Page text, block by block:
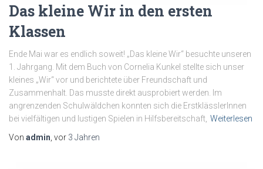
Das kleine Wir in den ersten
Klassen
Ende Mai war es endlich soweit! „Das kleine Wir“ besuchte unseren
1. Jahrgang. Mit dem Buch von Cornelia Kunkel stellte sich unser
kleines „Wir“ vor und berichtete über Freundschaft und
Zusammenhalt. Das musste direkt ausprobiert werden. Im
angrenzenden Schulwäldchen konnten sich die ErstklässlerInnen
bei vielfältigen und lustigen Spielen in Hilfsbereitschaft, Weiterlesen
Von admin , vor 3 Jahren